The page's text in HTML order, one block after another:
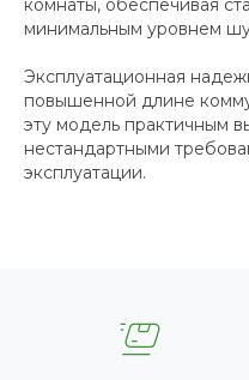
комнаты, обеспечивая
минимальным уровнем
Эксплуатационная
повышенной длине
эту модель практичным
нестандартными
эксплуатации.